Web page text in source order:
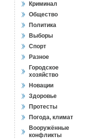
Криминал
Общество
Политика
Выборы
Спорт
Разное
Городское
хозяйство
Новации
Здоровье
Протесты
Погода, климат
Вооружённые
конфликты